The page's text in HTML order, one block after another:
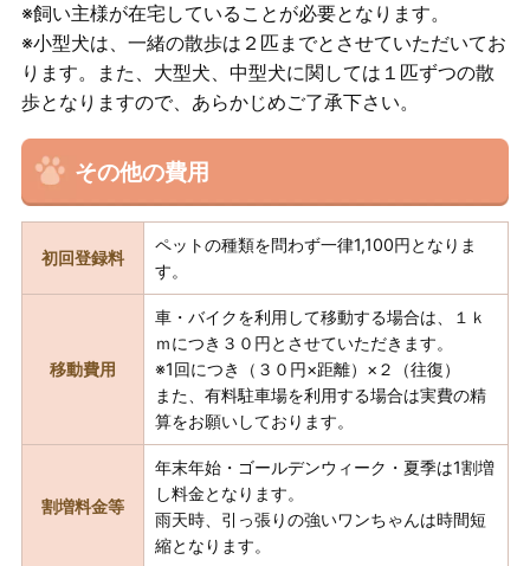
※飼い主様が在宅していることが必要となります。
※小型犬は、一緒の散歩は２匹までとさせていただいてお
ります。また、大型犬、中型犬に関しては１匹ずつの散
歩となりますので、あらかじめご了承下さい。
その他の費用
初回登録料
ペットの種類を問わず一律1,100円となりま
す。
移動費用
車・バイクを利用して移動する場合は、１ｋ
ｍにつき３０円とさせていただきます。
※1回につき（３０円×距離）×２（往復）
また、有料駐車場を利用する場合は実費の精
算をお願いしております。
割増料金等
年末年始・ゴールデンウィーク・夏季は1割増
し料金となります。
雨天時、引っ張りの強いワンちゃんは時間短
縮となります。